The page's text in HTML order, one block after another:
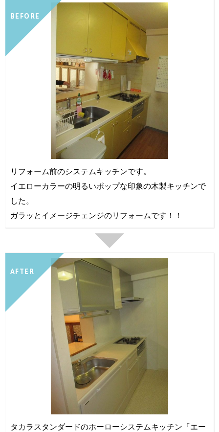
BEFORE
リフォーム前のシステムキッチンです。
イエローカラーの明るいポップな印象の木製キッチンで
した。
ガラッとイメージチェンジのリフォームです！！
AFTER
タカラスタンダードのホーローシステムキッチン『エー